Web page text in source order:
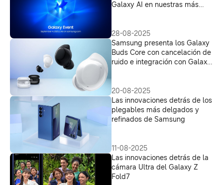
Galaxy AI en nuestras más
28-08-2025
Samsung presenta los Galaxy
Buds Core con cancelación de
ruido e integración con Galaxy
20-08-2025
Las innovaciones detrás de los
plegables más delgados y
refinados de Samsung
11-08-2025
Las innovaciones detrás de la
cámara Ultra del Galaxy Z
Fold7